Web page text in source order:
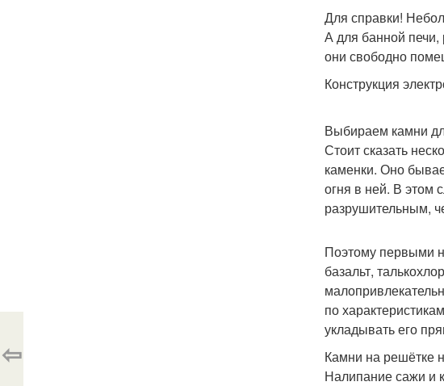
Для справки!
А для банной
они свободно
Конструкция
Выбираем камни
Стоит сказать
каменки. Оно
огня в ней. В этом
разрушительным,
Поэтому первыми
базальт,
по
укладывать его
Камни на решётке
Налипание сажи и
⇦